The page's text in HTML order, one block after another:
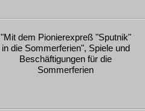
"Mit dem Pionierexpreß "Sputnik"
in die Sommerferien", Spiele und
Beschäftigungen für die
Sommerferien